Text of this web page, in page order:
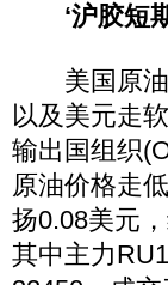
‘沪胶短
美国原油
以及美元走
输出国组织
原油价格走
扬0.08美元
其中主力